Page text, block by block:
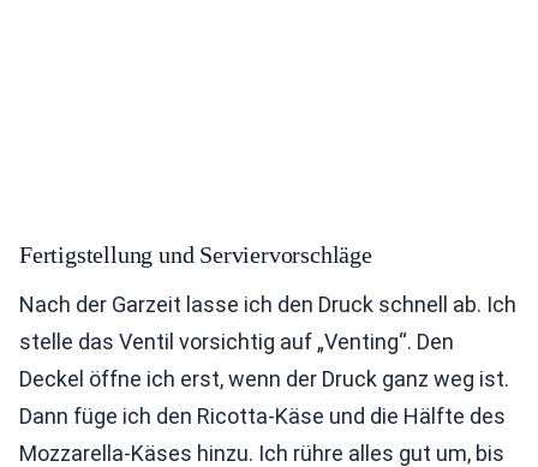
Fertigstellung und Serviervorschläge
Nach der Garzeit lasse ich den Druck schnell ab. Ich
stelle das Ventil vorsichtig auf „Venting“. Den
Deckel öffne ich erst, wenn der Druck ganz weg ist.
Dann füge ich den Ricotta-Käse und die Hälfte des
Mozzarella-Käses hinzu. Ich rühre alles gut um, bis